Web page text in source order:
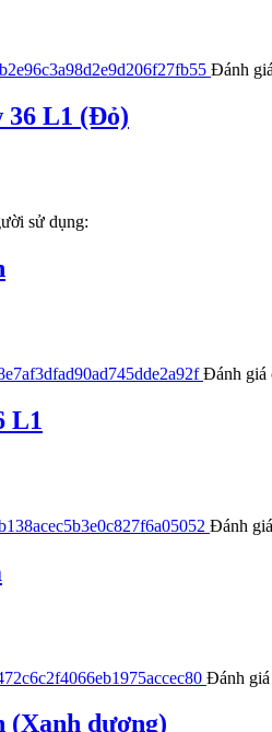
Đánh
36 L1 (Đỏ)
sử dụng:
Đánh giá
L1
Đánh
Đánh giá
(Xanh dương)